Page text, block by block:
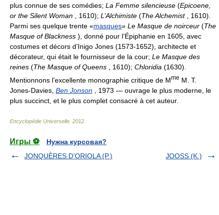
plus connue de ses comédies; La Femme silencieuse (Epicoene,
or the Silent Woman , 1610); L’Alchimiste (The Alchemist, 1610).
Parmi ses quelque trente «masques» Le Masque de noirceur (The
Masque of Blackness ), donné pour l’Épiphanie en 1605, avec
costumes et décors d’Inigo Jones (1573-1652), architecte et
décorateur, qui était le fournisseur de la cour; Le Masque des
reines (The Masque of Queens , 1610); Chloridia (1630).
Mentionnons l’excellente monographie critique de Mme M. T.
Jones-Davies, Ben Jonson , 1973 — ouvrage le plus moderne, le
plus succinct, et le plus complet consacré à cet auteur.
Encyclopédie Universelle 2012
Игры ⚽
Нужна курсовая?
JONQUÈRES D’ORIOLA (P.)
JOOSS (K.)